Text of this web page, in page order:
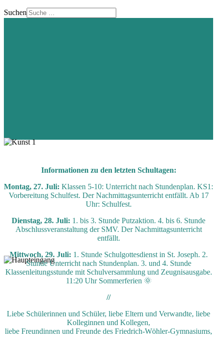
Suchen
Informationen zu den letzten Schultagen:
Montag, 27. Juli: Klassen 5-10: Unterricht nach Stundenplan. KS1:
Vorbereitung Schulfest. Der Nachmittagsunterricht entfällt. Ab 17
Uhr: Schulfest.
Dienstag, 28. Juli: 1. bis 3. Stunde Putzaktion. 4. bis 6. Stunde
Abschlussveranstaltung der SMV. Der Nachmittagsunterricht
entfällt.
Mittwoch, 29. Juli: 1. Stunde Schulgottesdienst in St. Joseph. 2.
Stunde Unterricht nach Stundenplan. 3. und 4. Stunde
Klassenleitungsstunde mit Schulversammlung und Zeugnisausgabe.
11:20 Uhr Sommerferien 🌞
//
Liebe Schülerinnen und Schüler, liebe Eltern und Verwandte, liebe
Kolleginnen und Kollegen,
liebe Freundinnen und Freunde des Friedrich-Wöhler-Gymnasiums,